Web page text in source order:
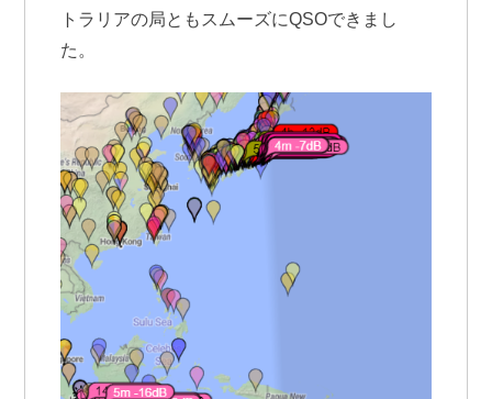
トラリアの局ともスムーズにQSOできまし
た。